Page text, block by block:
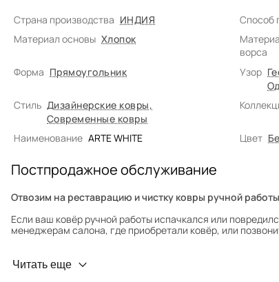
Страна производства ИНДИЯ Способ
Материал основы Хлопок
ворса
Форма Прямоугольник Узор
Стиль Дизайнерские ковры,
Современные ковры
Наименование ARTE WHITE Цвет
Постпродажное обслуживание
Отвозим на реставрацию и чистку ковры ручной работы
Если ваш ковёр ручной работы испачкался или
менеджерам салона, где приобретали ковёр, или
Профилактика износа
Читать еще